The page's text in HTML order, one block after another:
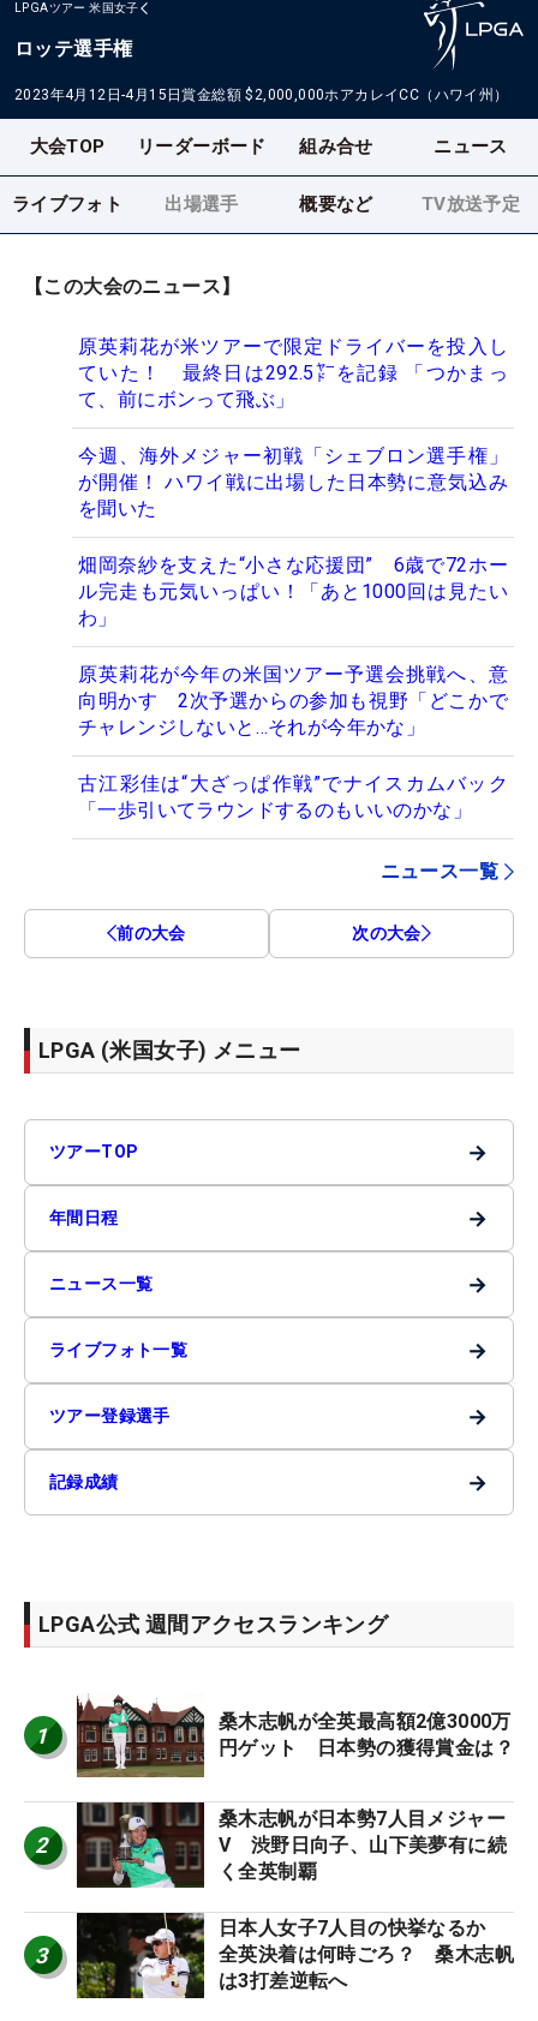
LPGAツアー 米国女子
ロッテ選手権
2023年4月12日-4月15日賞金総額 $2,000,000ホアカレイCC（ハワイ州）
大会TOP リーダーボード 組み合せ ニュース
ライブフォト 出場選手 概要など TV放送予定
【この大会のニュース】
原英莉花が米ツアーで限定ドライバーを投入し
ていた！ 最終日は292.5㍎を記録 「つかまっ
て、前にボンって飛ぶ」
今週、海外メジャー初戦「シェブロン選手権」
が開催！ ハワイ戦に出場した日本勢に意気込み
を聞いた
畑岡奈紗を支えた“小さな応援団” 6歳で72ホー
ル完走も元気いっぱい！「あと1000回は見たい
わ」
原英莉花が今年の米国ツアー予選会挑戦へ、意
向明かす 2次予選からの参加も視野「どこかで
チャレンジしないと…それが今年かな」
古江彩佳は“大ざっぱ作戦”でナイスカムバック
「一歩引いてラウンドするのもいいのかな」
ニュース一覧
前の大会 次の大会
LPGA (米国女子) メニュー
ツアーTOP →
年間日程 →
ニュース一覧 →
ライブフォト一覧 →
ツアー登録選手 →
記録成績 →
LPGA公式 週間アクセスランキング
1
桑木志帆が全英最高額2億3000万
円ゲット 日本勢の獲得賞金は？
2
桑木志帆が日本勢7人目メジャー
V 渋野日向子、山下美夢有に続
く全英制覇
3
日本人女子7人目の快挙なるか
全英決着は何時ごろ？ 桑木志帆
は3打差逆転へ